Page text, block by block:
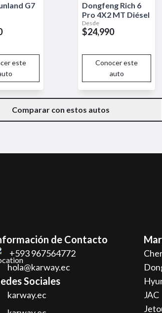
G7
este
Dongfeng Rich 6
Pro 4X2 MT Diésel
Desde
$24,990
Conocer este
auto
Comparar con estos autos
de Contacto
+593 967564772
hola@karway.ec
Sociales
karway.ec
JAC